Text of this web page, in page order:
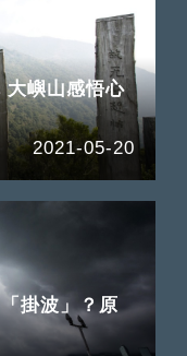
大嶼山感悟心
2021-05-20
掛波」？原